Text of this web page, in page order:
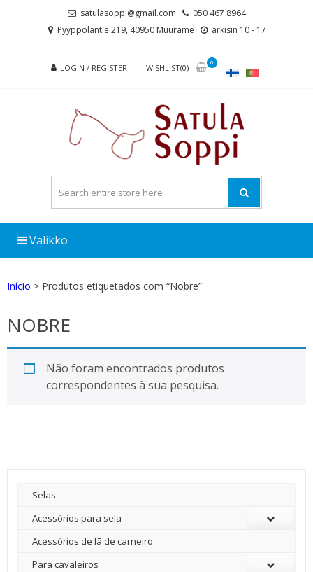
satulasoppi@gmail.com
050 467 8964
Pyyppöläntie 219, 40950 Muurame
arkisin 10 - 17
LOGIN / REGISTER WISHLIST(0)
0
Valikko
Início > Produtos etiquetados com “Nobre”
NOBRE
Não foram encontrados produtos
correspondentes à sua pesquisa.
Selas
Acessórios para sela
Acessórios de lã de carneiro
Para cavaleiros